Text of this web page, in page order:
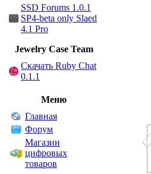
SSD Forums 1.0.1
SP4-beta only Slaed
4.1 Pro
Jewelry Сase Team
Скачать Ruby Chat
0.1.1
Меню
Главная
Форум
Магазин
цифровых
товаров